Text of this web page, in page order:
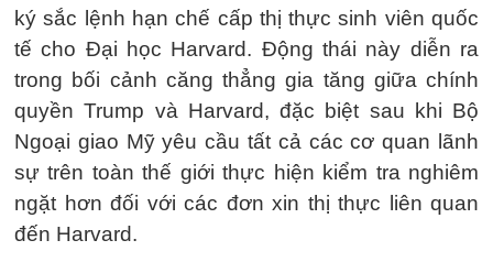
ký sắc lệnh hạn chế cấp thị thực sinh viên quốc
tế cho Đại học Harvard. Động thái này diễn ra
trong bối cảnh căng thẳng gia tăng giữa chính
quyền Trump và Harvard, đặc biệt sau khi Bộ
Ngoại giao Mỹ yêu cầu tất cả các cơ quan lãnh
sự trên toàn thế giới thực hiện kiểm tra nghiêm
ngặt hơn đối với các đơn xin thị thực liên quan
đến Harvard.